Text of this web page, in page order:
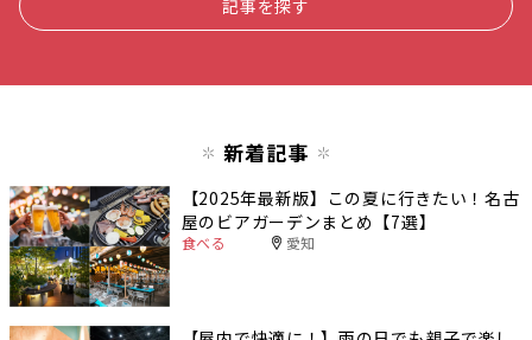
記事を探す
新着記事
【2025年最新版】この夏に行きたい！名古
屋のビアガーデンまとめ【7選】
食べる 愛知